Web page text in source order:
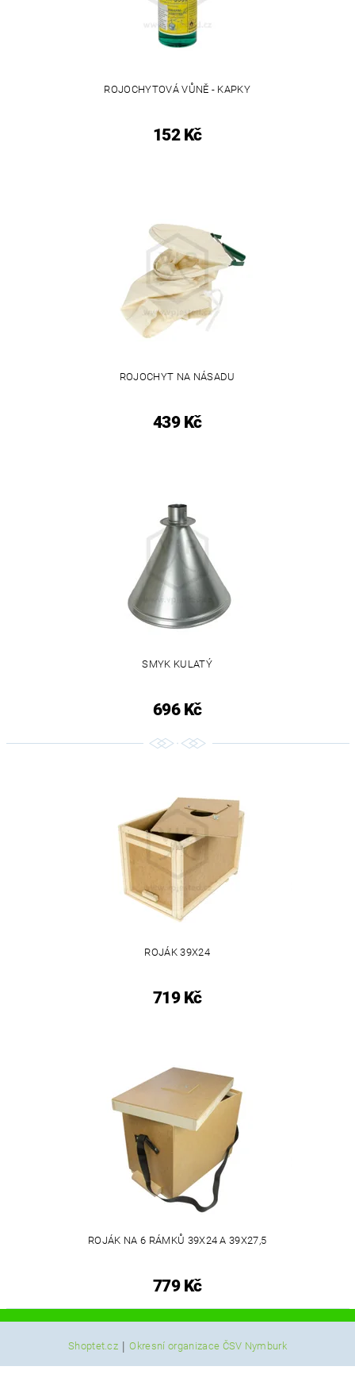
ROJOCHYTOVÁ VŮNĚ - KAPKY
152 Kč
ROJOCHYT NA NÁSADU
439 Kč
SMYK KULATÝ
696 Kč
ROJÁK 39X24
719 Kč
ROJÁK NA 6 RÁMKŮ 39X24 A 39X27,5
779 Kč
Shoptet.cz | Okresní organizace ČSV Nymburk